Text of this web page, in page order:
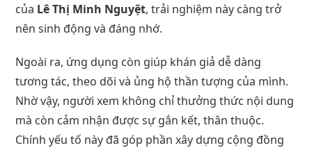
của Lê Thị Minh Nguyệt, trải nghiệm này càng trở
nên sinh động và đáng nhớ.
Ngoài ra, ứng dụng còn giúp khán giả dễ dàng
tương tác, theo dõi và ủng hộ thần tượng của mình.
Nhờ vậy, người xem không chỉ thưởng thức nội dung
mà còn cảm nhận được sự gắn kết, thân thuộc.
Chính yếu tố này đã góp phần xây dựng cộng đồng